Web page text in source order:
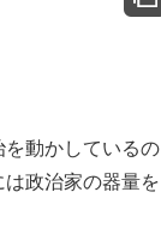
動かしているの
政治家の器量を